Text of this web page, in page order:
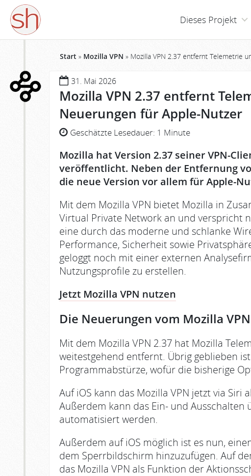
Dieses Projekt
Start » Mozilla VPN » Mozilla VPN 2.37 entfernt Telemetrie
31. Mai 2026
Mozilla VPN 2.37 entfernt
Neuerungen für Apple-Nutzer
Geschätzte Lesedauer: 1 Minute
Mozilla hat Version 2.37 seiner VPN-
veröffentlicht. Neben der Entfernung
die neue Version vor allem für Apple-
Mit dem Mozilla VPN bietet Mozilla in
Virtual Private Network an und verspricht
eine durch das moderne und schlanke
Performance, Sicherheit sowie
geloggt noch mit einer externen
Nutzungsprofile zu erstellen.
Jetzt Mozilla VPN nutzen
Die Neuerungen vom Mozilla
Mit dem Mozilla VPN 2.37 hat Mozilla
weitestgehend entfernt. Übrig geblieben
Programmabstürze, wofür die bisherige
Auf iOS kann das Mozilla VPN jetzt via
Außerdem kann das Ein- und Ausschalten
automatisiert werden.
Außerdem auf iOS möglich ist es nun,
dem Sperrbildschirm hinzuzufügen. Auf
das Mozilla VPN als Funktion der